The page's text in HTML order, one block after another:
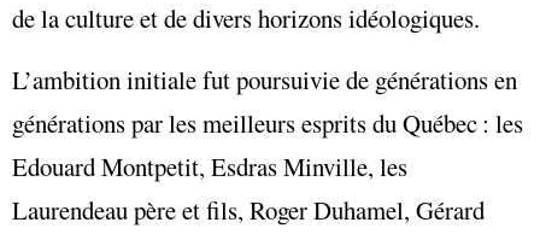
de la culture et de divers horizons idéologiques.
L’ambition initiale fut poursuivie de générations en
générations par les meilleurs esprits du Québec : les
Edouard Montpetit, Esdras Minville, les
Laurendeau père et fils, Roger Duhamel, Gérard